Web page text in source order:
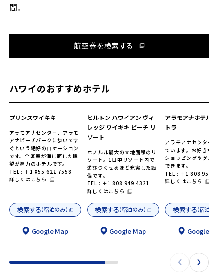
間。
航空券を検索する
ハワイのおすすめホテル
プリンスワイキキ
アラモアナセンター、アラモ
アナビーチパークに歩いてす
ぐという絶好のロケーション
です。全客室が海に面した眺
望が魅力のホテルです。
TEL : ＋1 855 622 7558
詳しくはこちら
検索する（宿泊のみ）
Google Map
ヒルトン ハワイアン ヴィ
レッジ ワイキキ ビーチ リ
ゾート
ホノルル最大の立地面積のリ
ゾート。1日中リゾート内で
遊びつくせるほど充実した設
備です。
TEL : ＋1 808 949 4321
詳しくはこちら
検索する（宿泊のみ）
Google Map
アラモアナホテル
トラ
アラモアナセンター
ています。お好きな
ショッピングやグル
できます。
TEL : ＋1 808 955
詳しくはこちら
検索する（宿泊の
Google